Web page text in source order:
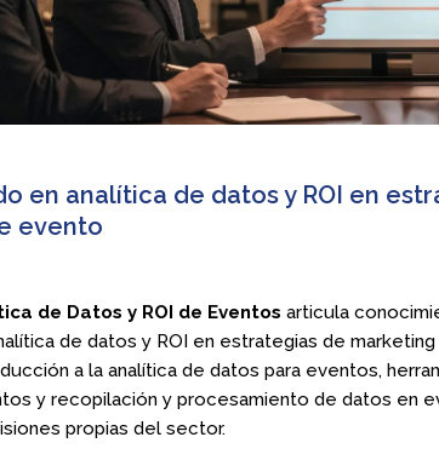
en analítica de datos y ROI en
evento
de Datos y ROI de Eventos articula
de datos y ROI en estrategias de
a la analítica de datos para eventos,
y recopilación y procesamiento de datos en
propias del sector.